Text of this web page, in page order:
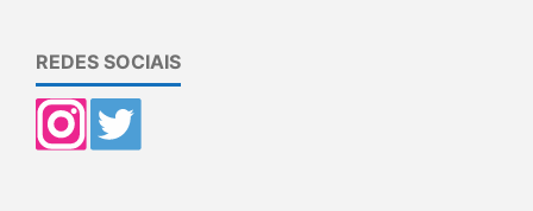
REDES SOCIAIS